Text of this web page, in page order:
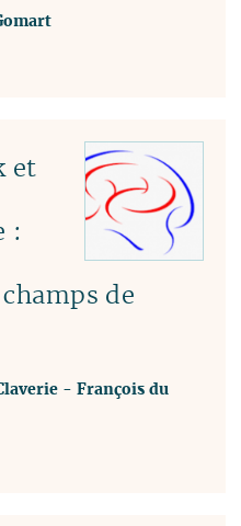
et
:
de
-François du